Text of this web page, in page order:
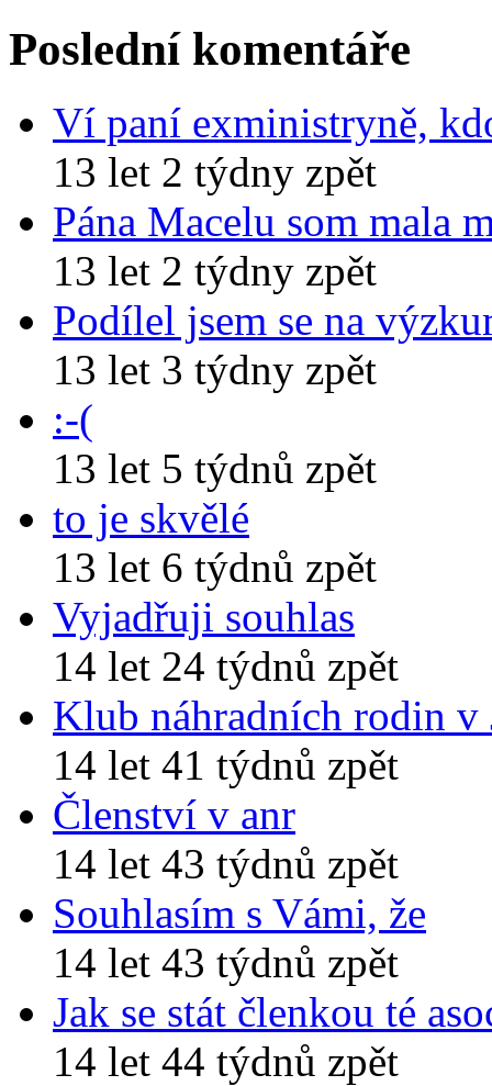
Poslední komentáře
Ví paní exministryně,
13 let 2 týdny zpět
Pána Macelu som mala
13 let 2 týdny zpět
Podílel jsem se na
13 let 3 týdny zpět
:-(
13 let 5 týdnů zpět
to je skvělé
13 let 6 týdnů zpět
Vyjadřuji souhlas
14 let 24 týdnů zpět
Klub náhradních rodin v
14 let 41 týdnů zpět
Členství v anr
14 let 43 týdnů zpět
Souhlasím s Vámi, že
14 let 43 týdnů zpět
Jak se stát členkou té
14 let 44 týdnů zpět